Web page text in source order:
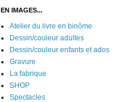
EN IMAGES...
Atelier du livre en binôme
Dessin/couleur adultes
Dessin/couleur enfants et ados
Gravure
La fabrique
SHOP
Spectacles